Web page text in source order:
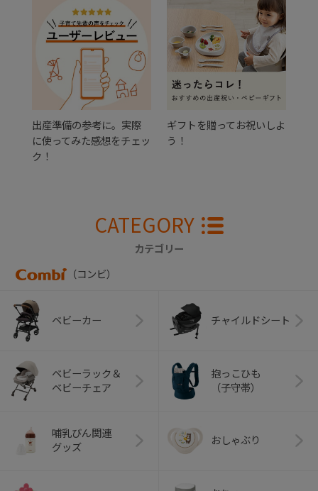
出産準備の参考に。実際
に使ってみた感想をチェッ
ク！
ギフトを贈ってお祝いしよ
う！
CATEGORY
カテゴリー
（コンビ）
ベビーカー チャイルドシート
ベビーラック＆
ベビーチェア
抱っこひも
（子守帯）
哺乳びん関連
グッズ
おしゃぶり